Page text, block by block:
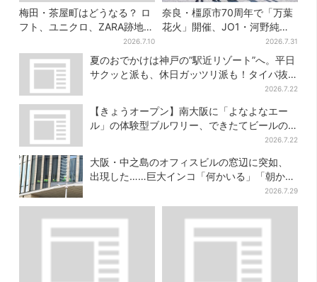
梅田・茶屋町はどうなる？ ロ
フト、ユニクロ、ZARA跡地に
新店続々…再開発も予定2026.7.10
奈良・橿原市70周年で「万葉
花火」開催、JO1・河野純喜
がアンバサダーに…グループ
楽曲ともシンクロ
2026.7.31
夏のおでかけは神戸の”駅近リゾート”へ。平日
サクッと派も、休日ガッツリ派も！タイパ抜
2026.7.22
【きょうオープン】南大阪に「よなよなエー
ル」の体験型ブルワリー、できたてビールの
2026.7.22
大阪・中之島のオフィスビルの窓辺に突如、
出現した……巨大インコ「何かいる」「朝から
2026.7.29